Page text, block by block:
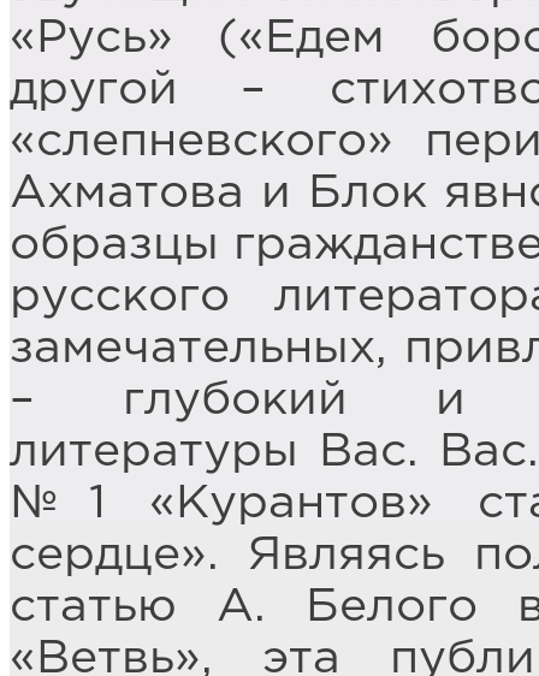
«Русь» («Едем
другой –
«слепневского»
Ахматова и Блок
образцы
русского
замечательных,
– глубокий и
литературы Вас.
№1 «Курантов»
сердце». Являясь
статью А. Белого
«Ветвь», эта